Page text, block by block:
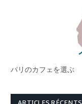
パリのカフェを選ぶ